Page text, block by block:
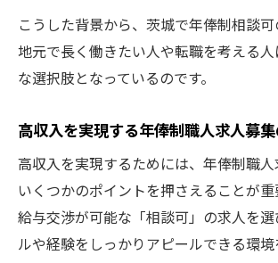
こうした背景から、茨城で年俸制相談可
地元で長く働きたい人や転職を考える
な選択肢となっているのです。
高収入を実現する年俸制職人求人募
高収入を実現するためには、年俸制職
いくつかのポイントを押さえることが重
給与交渉が可能な「相談可」の求人を
ルや経験をしっかりアピールできる環